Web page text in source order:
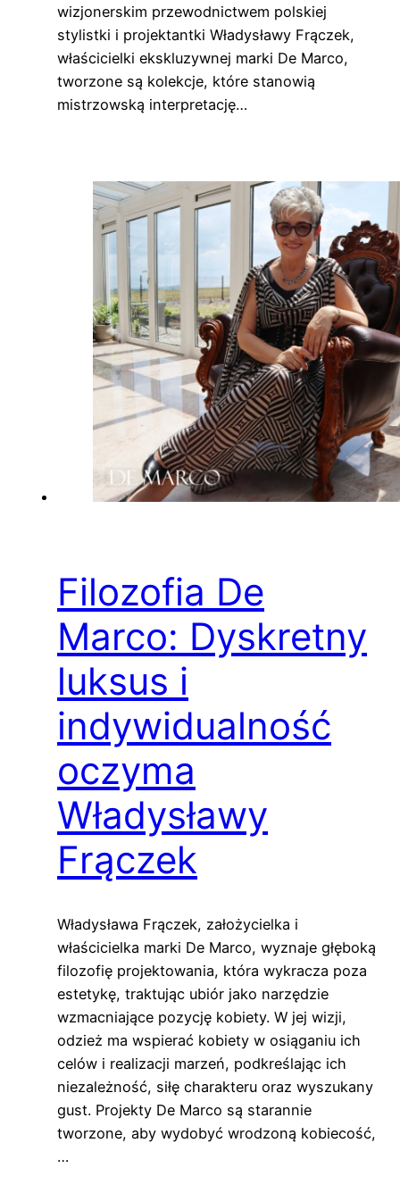
wizjonerskim przewodnictwem polskiej
stylistki i projektantki Władysławy Frączek,
właścicielki ekskluzywnej marki De Marco,
tworzone są kolekcje, które stanowią
mistrzowską interpretację…
Filozofia De
Marco: Dyskretny
luksus i
indywidualność
oczyma
Władysławy
Frączek
Władysława Frączek, założycielka i
właścicielka marki De Marco, wyznaje głęboką
filozofię projektowania, która wykracza poza
estetykę, traktując ubiór jako narzędzie
wzmacniające pozycję kobiety. W jej wizji,
odzież ma wspierać kobiety w osiąganiu ich
celów i realizacji marzeń, podkreślając ich
niezależność, siłę charakteru oraz wyszukany
gust. Projekty De Marco są starannie
tworzone, aby wydobyć wrodzoną kobiecość,
…